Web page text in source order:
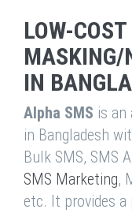
LOW-COST
MASKING/
IN
Alpha SMS is an
in Bangladesh
Bulk SMS, SMS
SMS Marketing,
etc. It provides a